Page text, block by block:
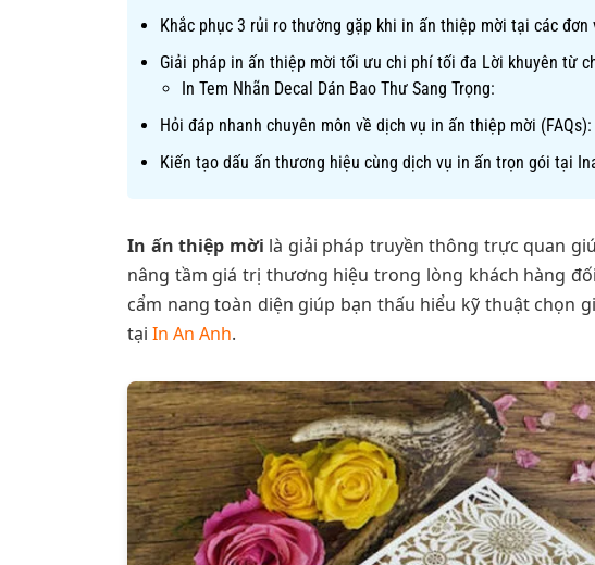
Khắc phục 3 rủi ro thường gặp khi in ấn thiệp mời tại các
Giải pháp in ấn thiệp mời tối ưu chi phí tối đa Lời khuyên từ
In Tem Nhãn Decal Dán Bao Thư Sang Trọng:
Hỏi đáp nhanh chuyên môn về dịch vụ in ấn thiệp mời (FAQs):
Kiến tạo dấu ấn thương hiệu cùng dịch vụ in ấn trọn gói tại
In ấn thiệp mời là giải pháp truyền thông trực quan
nâng tầm giá trị thương hiệu trong lòng khách hàng
cẩm nang toàn diện giúp bạn thấu hiểu kỹ thuật chọn
tại In An Anh.